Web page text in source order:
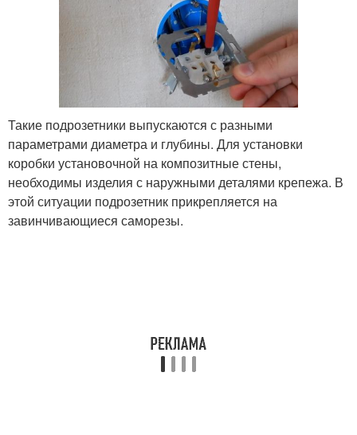
Такие подрозетники выпускаются с разными
параметрами диаметра и глубины. Для установки
коробки установочной на композитные стены,
необходимы изделия с наружными деталями крепежа. В
этой ситуации подрозетник прикрепляется на
завинчивающиеся саморезы.